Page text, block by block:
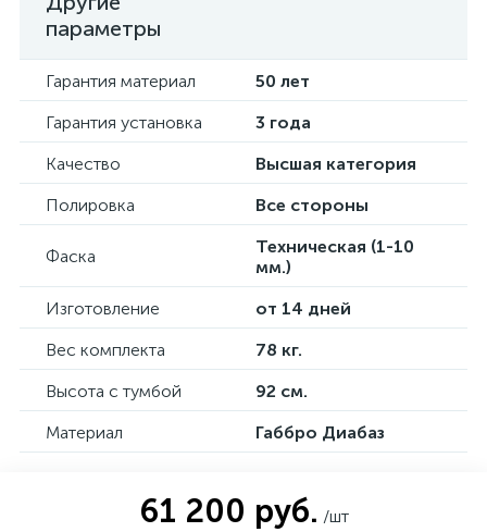
параметры
Гарантия материал
50 лет
Гарантия установка
3 года
Качество
Высшая категория
Полировка
Все стороны
Фаска
Техническая (1-10
мм.)
Изготовление
от 14 дней
Вес комплекта
78 кг.
Высота с тумбой
92 см.
Материал
Габбро Диабаз
61 200 руб. /шт